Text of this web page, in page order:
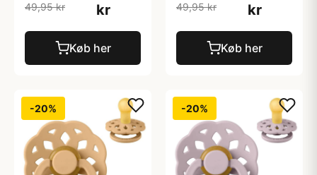
49,95 kr
kr
Køb her
49,95 kr
kr
Køb her
-20% -20%